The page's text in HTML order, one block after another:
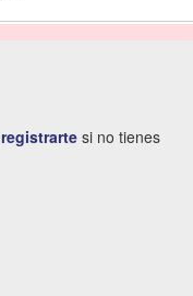
registrarte si no tienes